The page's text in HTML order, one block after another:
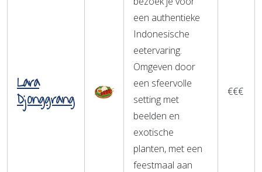
Lara
Djonggrang
een authentieke
Indonesische
eetervaring.
Omgeven door
een sfeervolle
setting met
beelden en
exotische
planten, met een
feestmaal aan
€€€